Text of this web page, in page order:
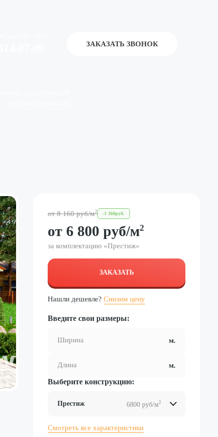
ЗАКАЗАТЬ ЗВОНОК
от8 160 руб/м2 -1 360руб.
от 6 800 руб/м2
за комплектацию «Престиж»
ЗАКАЗАТЬ
Нашли дешевле? Снизим цену
Введите свои размеры:
Выберите конструкцию:
Престиж 6800 руб/м2
Смотреть все характеристики